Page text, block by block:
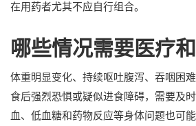
在用药者尤其不应自行组合。
哪些情况需要医疗
体重明显变化、持续呕吐腹泻、吞咽困
食后强烈恐惧或疑似进食障碍，需要及
血、低血糖和药物反应等身体问题也可